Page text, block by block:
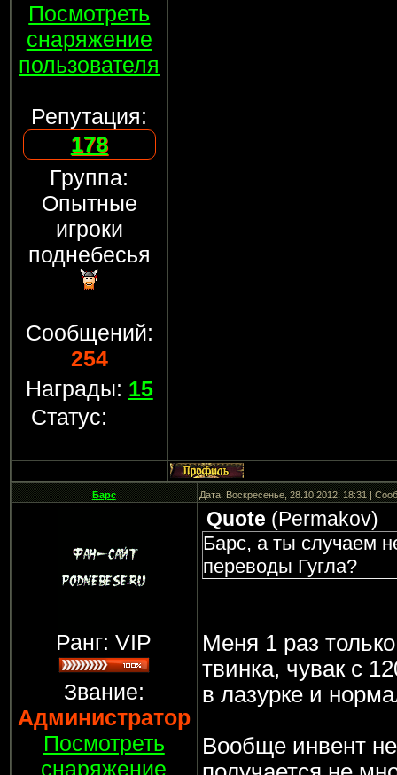
Посмотреть
снаряжение
пользователя
Репутация:
178
Группа:
Опытные
игроки
поднебесья
Сообщений:
254
Награды: 15
Статус:
Барс Дата: Воскресенье, 28.10.2012, 18:31 |
Ранг: VIP
Звание:
Администратор
Посмотреть
снаряжение
Quote (Permakov)
Барс, а ты случаем
переводы Гугла?
Меня 1 раз
твинка, чувак с
в лазурке и
Вообще инвент